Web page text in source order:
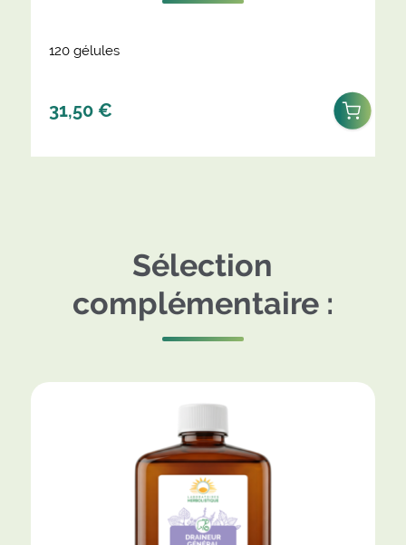
120 gélules
31,50 €
Sélection
complémentaire :